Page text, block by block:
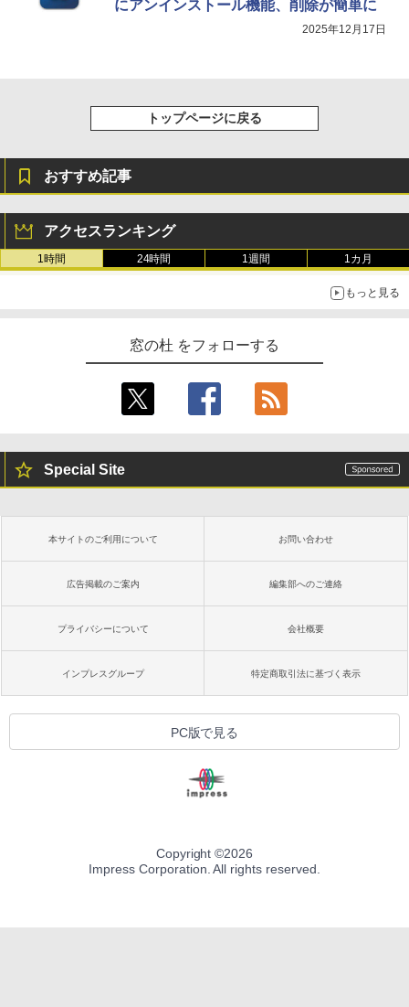
にアンインストール機能、削除が簡単に
2025年12月17日
トップページに戻る
おすすめ記事
アクセスランキング
1時間 24時間 1週間 1カ月
もっと見る
窓の杜 をフォローする
Special Site
本サイトのご利用について お問い合わせ
広告掲載のご案内 編集部へのご連絡
プライバシーについて 会社概要
インプレスグループ 特定商取引法に基づく表示
PC版で見る
Copyright ©2026
Impress Corporation. All rights reserved.